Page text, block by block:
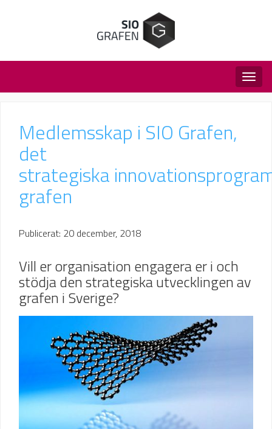
Medlemsskap i SIO Grafen,
det
strategiska
grafen
Publicerat: 20 december, 2018
Vill er organisation engagera er i och
stödja den strategiska utvecklingen av
grafen i Sverige?